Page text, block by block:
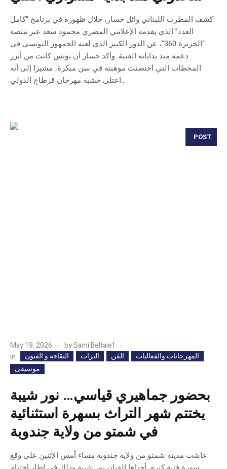
كشف المطرب اللبناني وائل جسار، خلال ظهوره في برنامج “كامل
العدد” الذي يقدمه الإعلامي المصري محمود سعد عبر منصة
“الجزيرة 360”، عن الدور الكبير الذي لعبه الجمهور التونسي في
دعمه منذ بداياته الفنية. وأكد جسار أن تونس كانت من أبرز
المحطات التي احتضنت موهبته في سن مبكرة، مشيرا إلى أنه
اعتلى خشبة مهرجان قرطاج الدولي...
POST
May 19, 2026 bySami Beltaief
In
الثقافة و الفنون التراث الفن
المهرجانات والفعاليات
موسيقى
بحضور جماهيري قياسي… نور شيبة
يختتم شهر التراث بسهرة استثنائية
في شمتو من ولاية جندوبة
عاشت مدينة شمتو من ولاية جندوبة مساء أمس الإثنين على وقع